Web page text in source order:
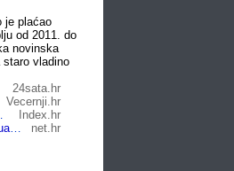
je plaćao
od 2011. do
novinska
staro vladino
24sata.hr
Vecernji.hr
end masaže?
Index.hr
Nogometni savez plaćao stranim sucima seksualne usluge
net.hr